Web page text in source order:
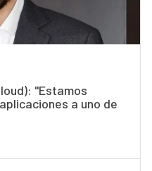
"Estamos
a uno de